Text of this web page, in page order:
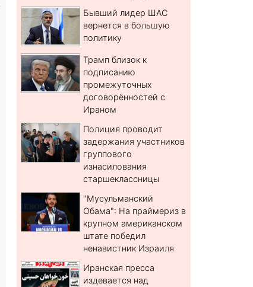
Бывший лидер ШАС
вернется в большую
политику
Трамп близок к
подписанию
промежуточных
договорённостей с
Ираном
Полиция проводит
задержания участников
группового
изнасилования
старшеклассницы
"Мусульманский
Обама": На праймериз в
крупном американском
штате победил
ненавистник Израиля
Иранская пресса
издевается над